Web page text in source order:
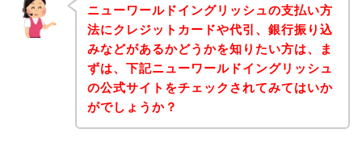
ニューワールドイングリッシュの支払い方
法にクレジットカードや代引、銀行振り込
みなどがあるかどうかを知りたい方は、ま
ずは、下記ニューワールドイングリッシュ
の公式サイトをチェックされてみてはいか
がでしょうか？